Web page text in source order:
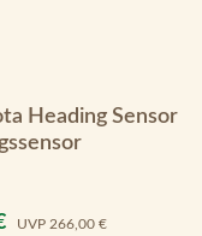
Heading Sensor
UVP Regulärer Preis:
266,00 €